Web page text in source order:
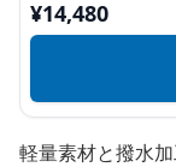
¥14,480
軽量素材と撥水